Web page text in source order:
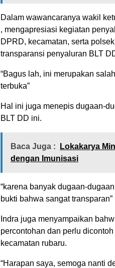
Dalam wawancaranya wakil
, mengapresiasi kegiatan
DPRD, kecamatan, serta
transparansi penyaluran BLT
“Bagus lah, ini merupakan
terbuka”
Hal ini juga menepis dugaan-
BLT DD ini.
Baca Juga :
Lokakarya
dengan Imunisasi
“karena banyak dugaan-
bukti bahwa sangat transparan”
Indra juga menyampaikan
percontohan dan perlu
kecamatan rubaru.
“Harapan saya, semoga nanti